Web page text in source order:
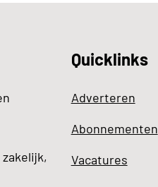
Quicklinks
Adverteren
Abonnementen
Vacatures